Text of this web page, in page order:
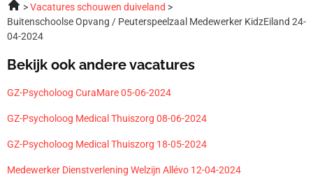
Vacatures schouwen duiveland
Buitenschoolse Opvang / Peuterspeelzaal Medewerker KidzEiland 24-
04-2024
Bekijk ook andere vacatures
GZ-Psycholoog CuraMare 05-06-2024
GZ-Psycholoog Medical Thuiszorg 08-06-2024
GZ-Psycholoog Medical Thuiszorg 18-05-2024
Medewerker Dienstverlening Welzijn Allévo 12-04-2024